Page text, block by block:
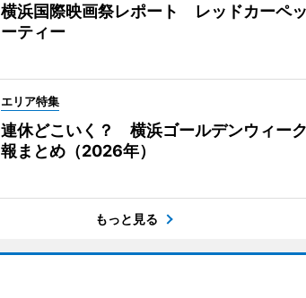
横浜国際映画祭レポート レッドカーペ
ーティー
エリア特集
連休どこいく？ 横浜ゴールデンウィー
報まとめ（2026年）
もっと見る